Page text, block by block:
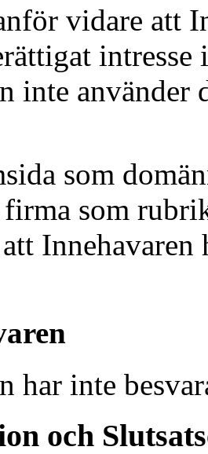
vidare att
intresse
inte använder
som
firma som
har inte
och